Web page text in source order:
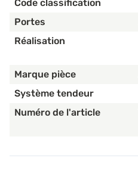
Code classification
Portes
Réalisation
Marque pièce
Système tendeur
Numéro de l'article